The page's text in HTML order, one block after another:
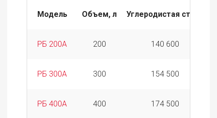
Модель Объем, л Углеродистая сталь
РБ 200А 200 140 600
РБ 300А 300 154 500
РБ 400А 400 174 500